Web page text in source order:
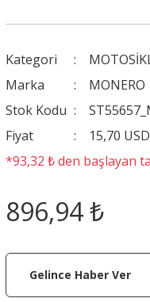
Kategori
Marka
MONERO
Stok Kodu
Fiyat
15,70
*93,32 ₺ den başlayan
896,94 ₺
Gelince Haber Ver